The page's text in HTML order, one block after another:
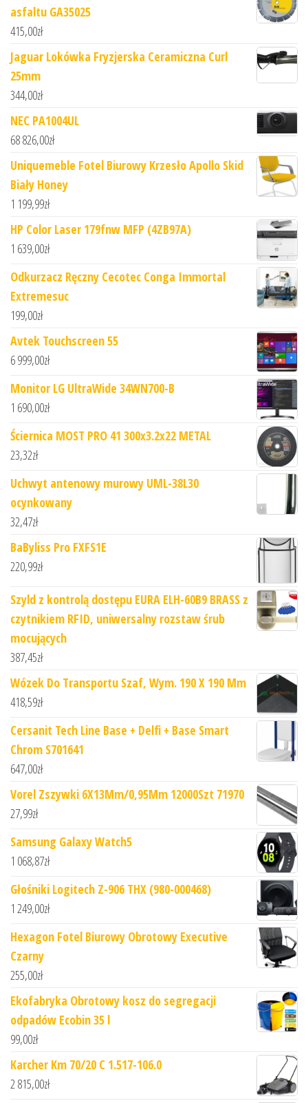
asfaltu GA35025
415,00zł
Jaguar Lokówka Fryzjerska Ceramiczna Curl
25mm
344,00zł
NEC PA1004UL
68 826,00zł
Uniquemeble Fotel Biurowy Krzesło Apollo Skid
Biały Honey
1 199,99zł
HP Color Laser 179fnw MFP (4ZB97A)
1 639,00zł
Odkurzacz Ręczny Cecotec Conga Immortal
Extremesuc
199,00zł
Avtek Touchscreen 55
6 999,00zł
Monitor LG UltraWide 34WN700-B
1 690,00zł
Ściernica MOST PRO 41 300x3.2x22 METAL
23,32zł
Uchwyt antenowy murowy UML-38L30
ocynkowany
32,47zł
BaByliss Pro FXFS1E
220,99zł
Szyld z kontrolą dostępu EURA ELH-60B9 BRASS z
czytnikiem RFID, uniwersalny rozstaw śrub
mocujących
387,45zł
Wózek Do Transportu Szaf, Wym. 190 X 190 Mm
418,59zł
Cersanit Tech Line Base + Delfi + Base Smart
Chrom S701641
647,00zł
Vorel Zszywki 6X13Mm/0,95Mm 12000Szt 71970
27,99zł
Samsung Galaxy Watch5
1 068,87zł
Głośniki Logitech Z-906 THX (980-000468)
1 249,00zł
Hexagon Fotel Biurowy Obrotowy Executive
Czarny
255,00zł
Ekofabryka Obrotowy kosz do segregacji
odpadów Ecobin 35 l
99,00zł
Karcher Km 70/20 C 1.517-106.0
2 815,00zł